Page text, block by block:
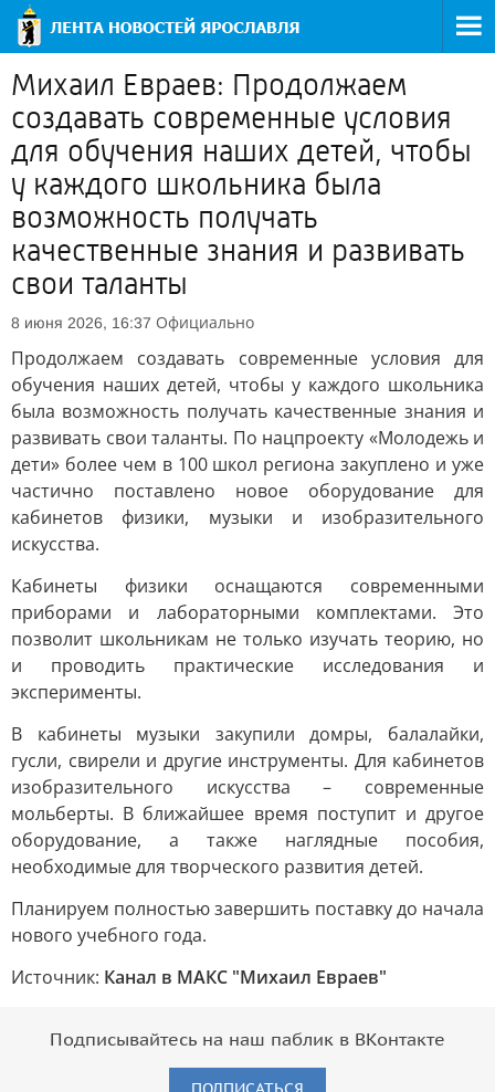
Михаил Евраев: Продолжаем
создавать современные условия
для обучения наших детей, чтобы
у каждого школьника была
возможность получать
качественные знания и развивать
свои таланты
8 июня 2026, 16:37 Официально
Продолжаем создавать современные условия для
обучения наших детей, чтобы у каждого школьника
была возможность получать качественные знания и
развивать свои таланты. По нацпроекту «Молодежь и
дети» более чем в 100 школ региона закуплено и уже
частично поставлено новое оборудование для
кабинетов физики, музыки и изобразительного
искусства.
Кабинеты физики оснащаются современными
приборами и лабораторными комплектами. Это
позволит школьникам не только изучать теорию, но
и проводить практические исследования и
эксперименты.
В кабинеты музыки закупили домры, балалайки,
гусли, свирели и другие инструменты. Для кабинетов
изобразительного искусства – современные
мольберты. В ближайшее время поступит и другое
оборудование, а также наглядные пособия,
необходимые для творческого развития детей.
Планируем полностью завершить поставку до начала
нового учебного года.
Источник: Канал в МАКС "Михаил Евраев"
Подписывайтесь на наш паблик в ВКонтакте